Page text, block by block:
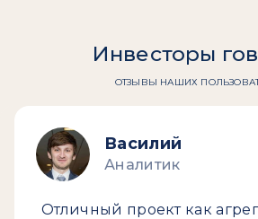
Инвесторы
ОТЗЫВЫ НАШИХ
Василий
Аналитик
Отличный проект как